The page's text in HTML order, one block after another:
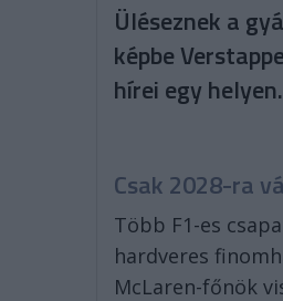
Üléseznek a
képbe
hírei egy helyen.
Csak 2028-ra
Több F1-es
hardveres
McLaren-főnök